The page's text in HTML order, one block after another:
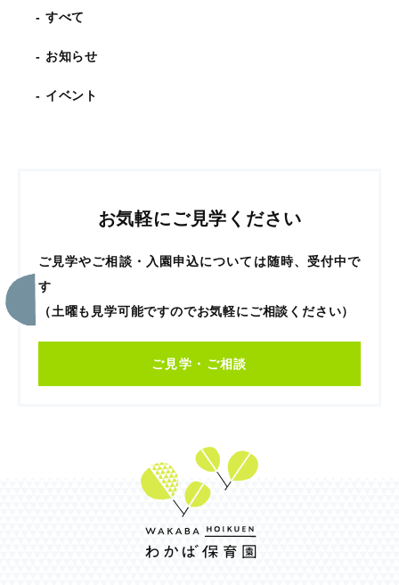
すべて
お知らせ
イベント
お気軽にご見学ください
ご見学やご相談・入園申込については随時、受付中で
す
（土曜も見学可能ですのでお気軽にご相談ください）
ご見学・ご相談